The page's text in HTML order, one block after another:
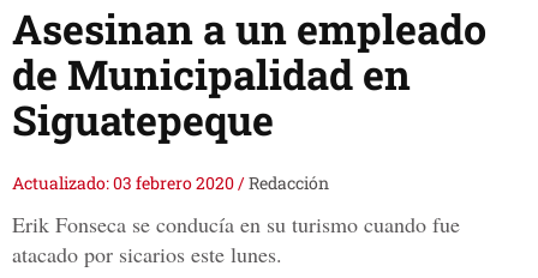
Asesinan a un empleado
de Municipalidad en
Siguatepeque
Actualizado: 03 febrero 2020/Redacción
Erik Fonseca se conducía en su turismo cuando fue
atacado por sicarios este lunes.